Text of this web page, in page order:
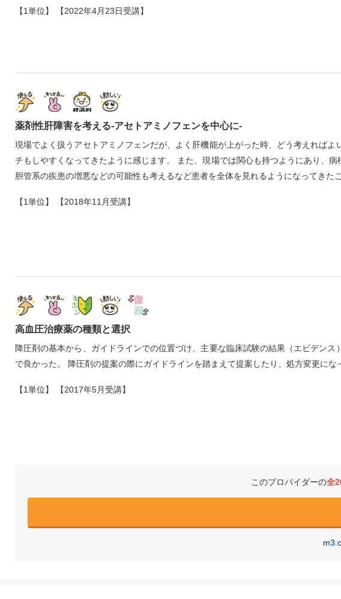
【1単位】 【2022年4月23日受講】
薬剤性肝障害を考える‐アセトアミノフェンを中心に‐
現場でよく扱うアセトアミノフェンだが、よく肝機能が上がった時、どう考えれば
チもしやすくなってきたように感じます。 また、現場では関心も持つようにあり、
胆管系の疾患の増悪などの可能性も考えるなど患者を全体を見れるようになってき
【1単位】 【2018年11月受講】
高血圧治療薬の種類と選択
降圧剤の基本から、ガイドラインでの位置づけ、主要な臨床試験の結果（エビデン
で良かった。 降圧剤の提案の際にガイドラインを踏まえて提案したり、処方変更に
【1単位】 【2017年5月受講】
このプロバイダーの全